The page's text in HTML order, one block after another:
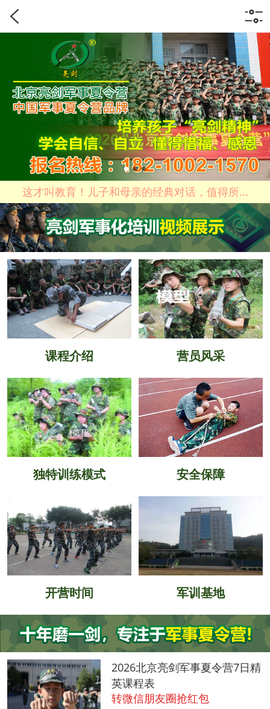
这才叫教育！儿子和母亲的经典对话，值得所...
课程介绍 营员风采
独特训练模式 安全保障
开营时间 军训基地
2026北京亮剑军事夏令营7日精
英课程表
转微信朋友圈抢红包